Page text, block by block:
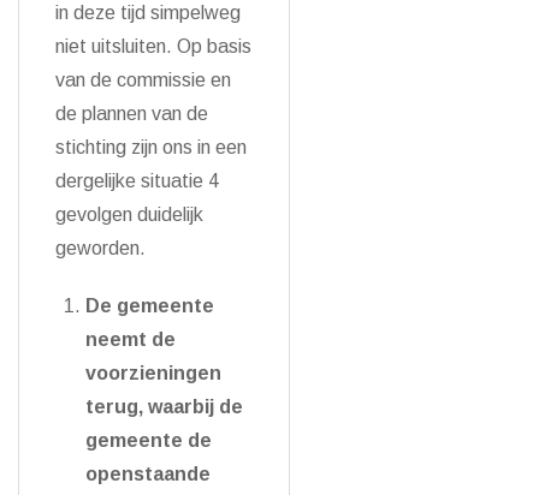
in deze tijd simpelweg
niet uitsluiten. Op basis
van de commissie en
de plannen van de
stichting zijn ons in een
dergelijke situatie 4
gevolgen duidelijk
geworden.
De gemeente
neemt de
voorzieningen
terug, waarbij de
gemeente de
openstaande